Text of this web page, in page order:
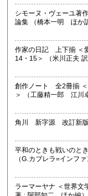
国立駅前の古書店です。
2020年5月に引っ越し
2025年5月、店舗を拡張
定休日なし、店舗で通
ぶらりと みちくさ にい
最寄駅：JR中央線・国
営業時間：10:00〜
定休日：無し(※12/31
書籍の買取について
古本・古書籍の他にも
用品、玩具(鉄道模型
買取ご相談フリーダイ
0120-797-090
シモーヌ・ヴェーユ著
論集 （橋本一明 ほか
作家の日記 上下揃 ＜
14・15＞ （米川正夫
創作ノート 全2冊揃 ＜
＞ （工藤精一郎 江
平和のときも戦いのと
（G.カブレラ=インフ
ラーマーヤナ ＜世界文学全集 Ⅲ-2＞